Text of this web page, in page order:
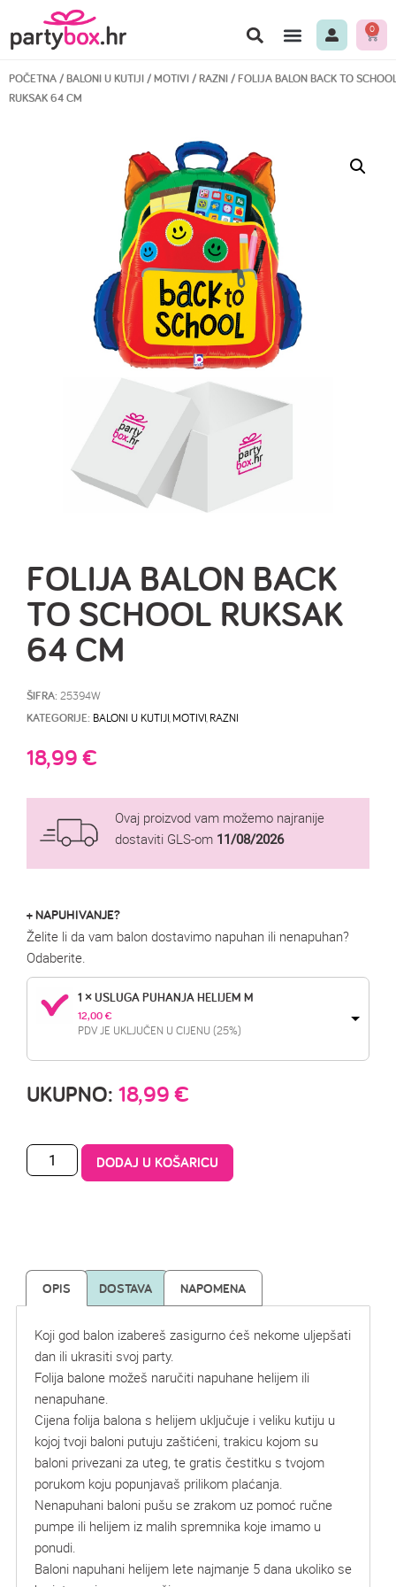
0
POČETNA/BALONI U KUTIJI/MOTIVI/RAZNI/ FOLIJA BALON BACK TO
RUKSAK 64 CM
FOLIJA BALON BACK
TO SCHOOL RUKSAK
64 CM
ŠIFRA: 25394W
KATEGORIJE: BALONI U KUTIJI MOTIVI RAZNI
18,99€
Ovaj proizvod vam možemo najranije
dostaviti GLS-om 11/08/2026
+ NAPUHIVANJE?
Želite li da vam balon dostavimo napuhan ili nenapuhan?
Odaberite.
1 × USLUGA PUHANJA HELIJEM M
12,00 €
PDV JE UKLJUČEN U CIJENU (25%)
UKUPNO: 18,99€
DODAJ U KOŠARICU
OPIS DOSTAVA NAPOMENA
Koji god balon izabereš zasigurno ćeš nekome uljepšati
dan ili ukrasiti svoj party.
Folija balone možeš naručiti napuhane helijem ili
nenapuhane.
Cijena folija balona s helijem uključuje i veliku kutiju u
kojoj tvoji baloni putuju zaštićeni, trakicu kojom su
baloni privezani za uteg, te gratis čestitku s tvojom
porukom koju popunjavaš prilikom plaćanja.
Nenapuhani baloni pušu se zrakom uz pomoć ručne
pumpe ili helijem iz malih spremnika koje imamo u
ponudi.
Baloni napuhani helijem lete najmanje 5 dana ukoliko se